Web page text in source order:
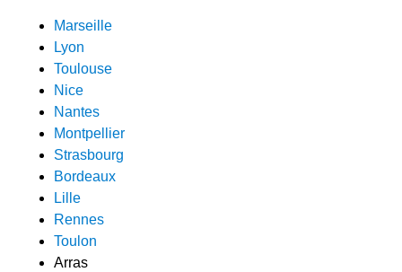
Marseille
Lyon
Toulouse
Nice
Nantes
Montpellier
Strasbourg
Bordeaux
Lille
Rennes
Toulon
Arras